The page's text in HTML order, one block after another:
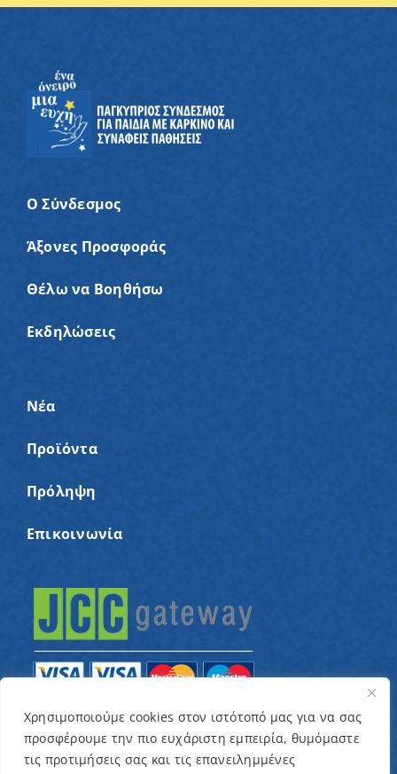
Χρησιμοποιούμε cookies στον ιστότοπό μας για να σας
προσφέρουμε την πιο ευχάριστη εμπειρία, θυμόμαστε
τις προτιμήσεις σας και τις επανειλημμένες
Ο Σύνδεσμος
Άξονες Προσφοράς
Θέλω να Βοηθήσω
Εκδηλώσεις
Νέα
Προϊόντα
Πρόληψη
Επικοινωνία
© Copyright 2022 – Παγκύπριος Σύνδεσμος για